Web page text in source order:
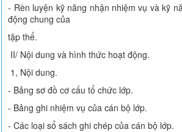
- Rèn luyện kỹ năng nhận nhiệm vụ và kỹ
động chung của
tập thể.
II/ Nội dung và hình thức hoạt động.
1, Nội dung.
- Bảng sơ đồ cơ cấu tổ chức lớp.
- Bảng ghi nhiệm vụ của cán bộ lớp.
- Các loại sổ sách ghi chép của cán bộ lớp.